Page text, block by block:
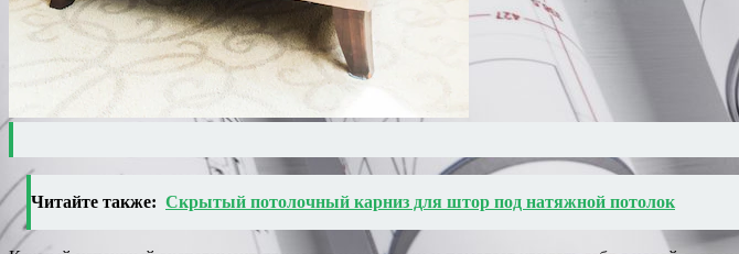
Читайте также: Скрытый потолочный карниз для штор под натяжной потолок